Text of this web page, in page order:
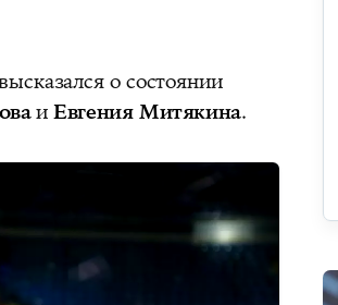
о состоянии
иЕвгения Митякина.